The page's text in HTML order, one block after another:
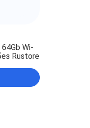
Wi-
Rustore